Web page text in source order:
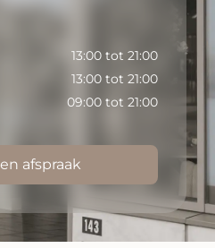
13:00 tot 21:00
13:00 tot 21:00
09:00 tot 21:00
afspraak